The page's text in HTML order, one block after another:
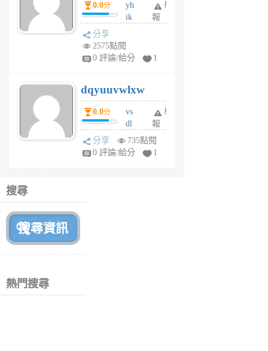
前
0.0分
yh
ik
tu
6
個
月
前
舉
報
分享
2575點閱
0 評論/給分
1
dqyuuvwlxw
0.0分
vs
dl
sq
fy
舉
報
分享
735點閱
0 評論/給分
1
搜尋
熱門搜尋